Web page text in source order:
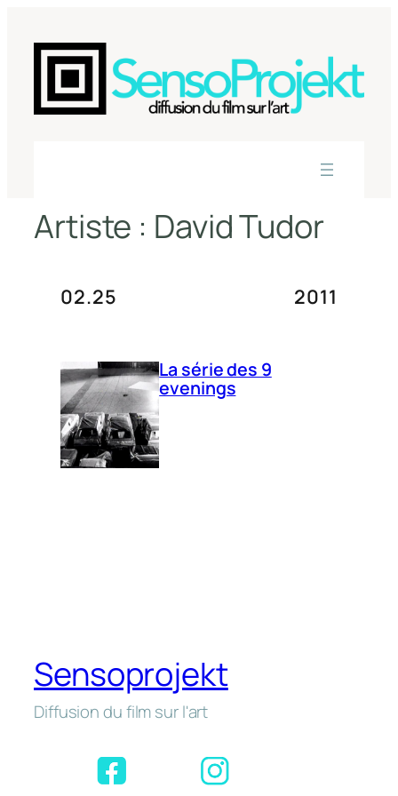
contenu
Artiste : David Tudor
02.25 2011
La série des 9
evenings
Sensoprojekt
Diffusion du film sur l'art